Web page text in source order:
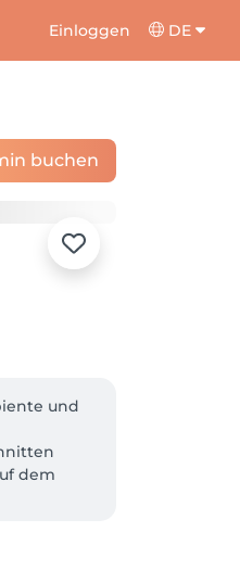
Einloggen DE
buchen
und
dem